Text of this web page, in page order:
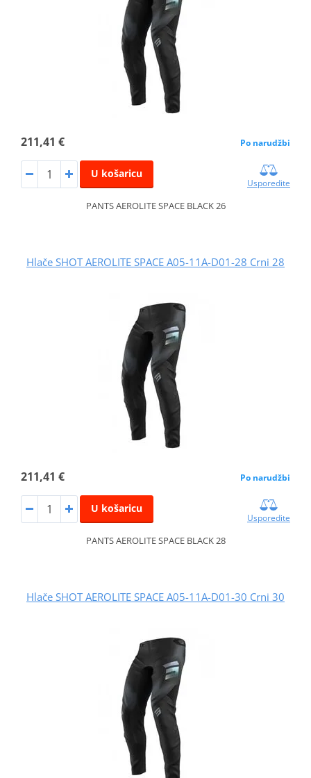
211,41 € Po narudžbi
U košaricu
Usporedite
PANTS AEROLITE SPACE BLACK 26
Hlače SHOT AEROLITE SPACE A05-11A-D01-28 Crni 28
211,41 € Po narudžbi
U košaricu
Usporedite
PANTS AEROLITE SPACE BLACK 28
Hlače SHOT AEROLITE SPACE A05-11A-D01-30 Crni 30